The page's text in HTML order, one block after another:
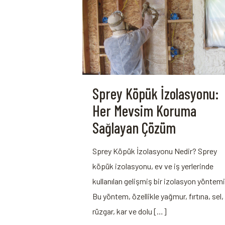
Sprey Köpük İzolasyonu:
Her Mevsim Koruma
Sağlayan Çözüm
Sprey Köpük İzolasyonu Nedir? Sprey
köpük izolasyonu, ev ve iş yerlerinde
kullanılan gelişmiş bir izolasyon
Bu yöntem, özellikle yağmur, fırtına, sel,
rüzgar, kar ve dolu […]